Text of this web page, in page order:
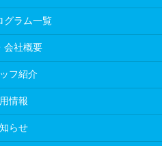
グラム一覧
会社概要
フ紹介
情報
らせ